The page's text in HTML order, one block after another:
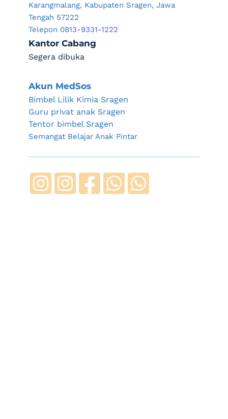
Karangmalang, Kabupaten Sragen, Jawa
Tengah 57222
Telepon 0813-9331-1222
Kantor Cabang
Segera dibuka
Akun MedSos
Bimbel Lilik Kimia Sragen
Guru privat anak Sragen
Tentor bimbel Sragen
Semangat Belajar Anak Pintar